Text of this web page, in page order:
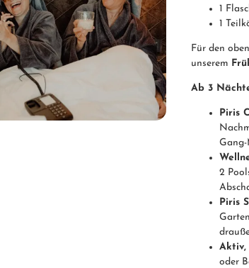
1
1
Für den
unserem
Ab 3
Piris
Gang-
2
Piris
Aktiv,
oder